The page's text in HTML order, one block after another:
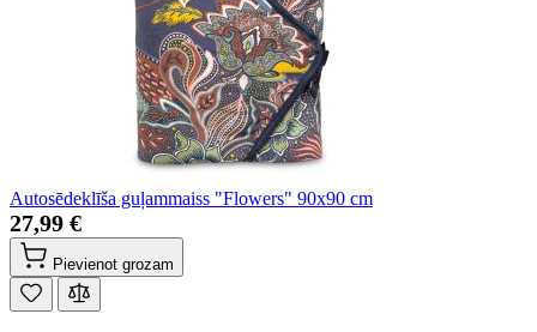
Autosēdeklīša guļammaiss "Flowers" 90x90 cm
27,99 €
Pievienot grozam